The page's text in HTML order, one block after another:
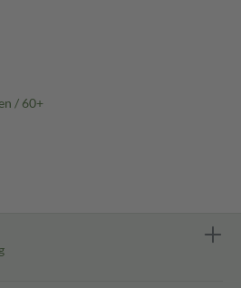
/ 60+